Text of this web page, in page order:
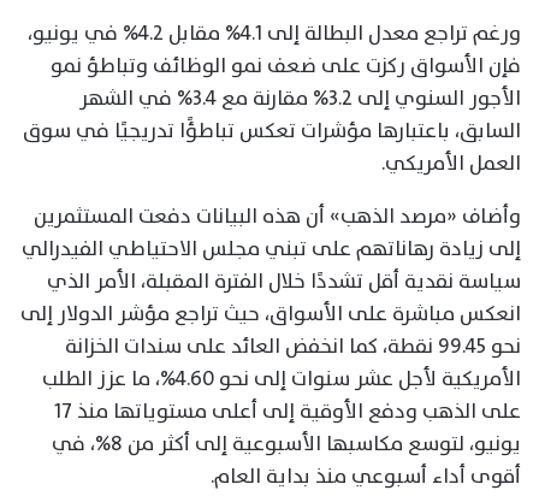
ورغم تراجع معدل البطالة إلى 4.1% مقابل 4.2% في يونيو،
فإن الأسواق ركزت على ضعف نمو الوظائف وتباطؤ نمو
الأجور السنوي إلى 3.2% مقارنة مع 3.4% في الشهر
السابق، باعتبارها مؤشرات تعكس تباطؤًا تدريجيًا في سوق
العمل الأمريكي.
وأضاف «مرصد الذهب» أن هذه البيانات دفعت المستثمرين
إلى زيادة رهاناتهم على تبني مجلس الاحتياطي الفيدرالي
سياسة نقدية أقل تشددًا خلال الفترة المقبلة، الأمر الذي
انعكس مباشرة على الأسواق، حيث تراجع مؤشر الدولار إلى
نحو 99.45 نقطة، كما انخفض العائد على سندات الخزانة
الأمريكية لأجل عشر سنوات إلى نحو 4.60%، ما عزز الطلب
على الذهب ودفع الأوقية إلى أعلى مستوياتها منذ 17
يونيو، لتوسع مكاسبها الأسبوعية إلى أكثر من 8%، في
أقوى أداء أسبوعي منذ بداية العام.